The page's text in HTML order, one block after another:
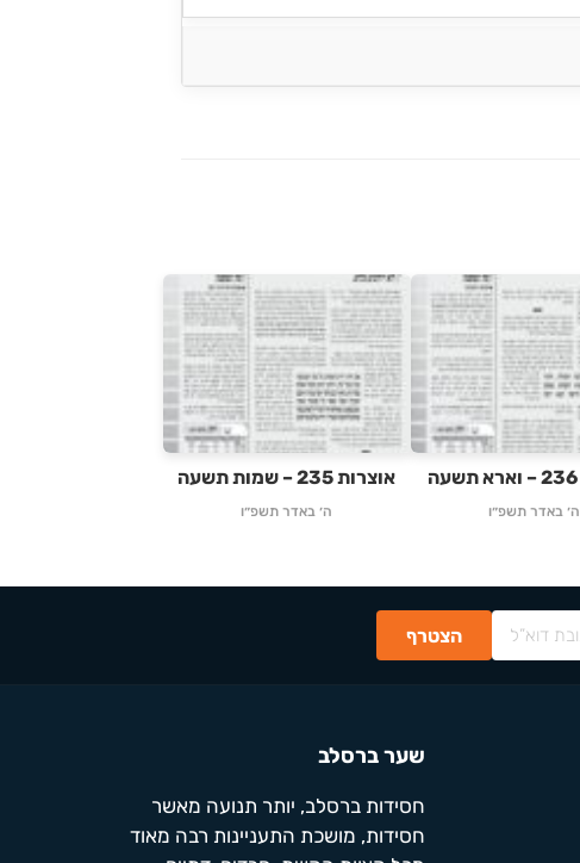
ה׳ באדר תשפ״ו
אוצרות 235 – שמות תשעה
ה׳ באדר תשפ״ו
שער ברסלב
חסידות ברסלב, יותר תנועה מאשר
חסידות, מושכת התעניינות רבה מאוד